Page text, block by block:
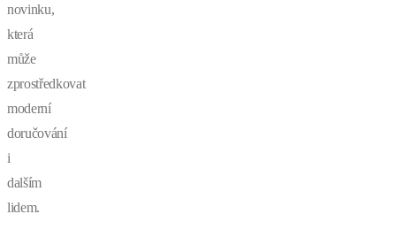
novinku,
která
může
zprostředkovat
moderní
doručování
i
dalším
lidem.